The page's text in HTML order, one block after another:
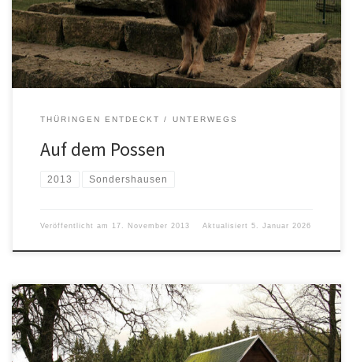
THÜRINGEN ENTDECKT UNTERWEGS
Auf dem Possen
2013 Sondershausen
Veröffentlicht am 17. November 2013 Aktualisiert 5. Januar 2026